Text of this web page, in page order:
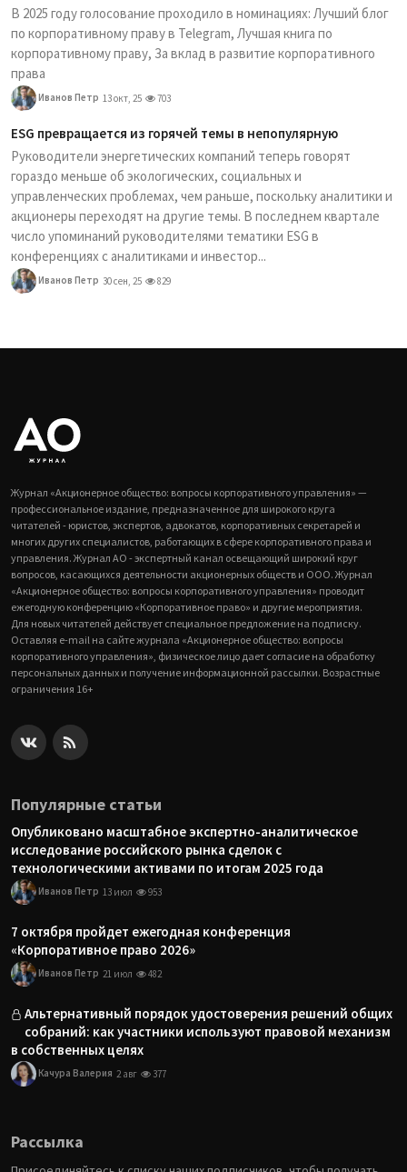
В 2025 году голосование проходило в номинациях: Лучший блог
по корпоративному праву в Telegram, Лучшая книга по
корпоративному праву, За вклад в развитие корпоративного
права
Иванов Петр 13 окт, 25 703
ESG превращается из горячей темы в непопулярную
Руководители энергетических компаний теперь говорят
гораздо меньше об экологических, социальных и
управленческих проблемах, чем раньше, поскольку аналитики и
акционеры переходят на другие темы. В последнем квартале
число упоминаний руководителями тематики ESG в
конференциях с аналитиками и инвестор...
Иванов Петр 30 сен, 25 829
Журнал «Акционерное общество: вопросы корпоративного управления» —
профессиональное издание, предназначенное для широкого круга
читателей - юристов, экспертов, адвокатов, корпоративных секретарей и
многих других специалистов, работающих в сфере корпоративного права и
управления. Журнал АО - экспертный канал освещающий широкий круг
вопросов, касающихся деятельности акционерных обществ и ООО. Журнал
«Акционерное общество: вопросы корпоративного управления» проводит
ежегодную конференцию «Корпоративное право» и другие мероприятия.
Для новых читателей действует специальное предложение на подписку.
Оставляя e-mail на сайте журнала «Акционерное общество: вопросы
корпоративного управления», физическое лицо дает согласие на обработку
персональных данных и получение информационной рассылки. Возрастные
ограничения 16+
Популярные статьи
Опубликовано масштабное экспертно-аналитическое
исследование российского рынка сделок с
технологическими активами по итогам 2025 года
Иванов Петр 13 июл 953
7 октября пройдет ежегодная конференция
«Корпоративное право 2026»
Иванов Петр 21 июл 482
Альтернативный порядок удостоверения решений общих
собраний: как участники используют правовой механизм
в собственных целях
Качура Валерия 2 авг 377
Рассылка